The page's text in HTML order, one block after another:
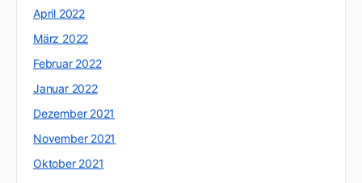
April 2022
März 2022
Februar 2022
Januar 2022
Dezember 2021
November 2021
Oktober 2021